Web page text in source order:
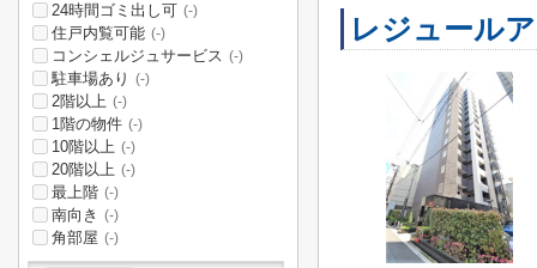
レジュール
24時間ゴミ出し可 (-)
住戸内覧可能 (-)
コンシェルジュサービス (-)
駐車場あり (-)
2階以上 (-)
1階の物件 (-)
10階以上 (-)
20階以上 (-)
最上階 (-)
南向き (-)
角部屋 (-)